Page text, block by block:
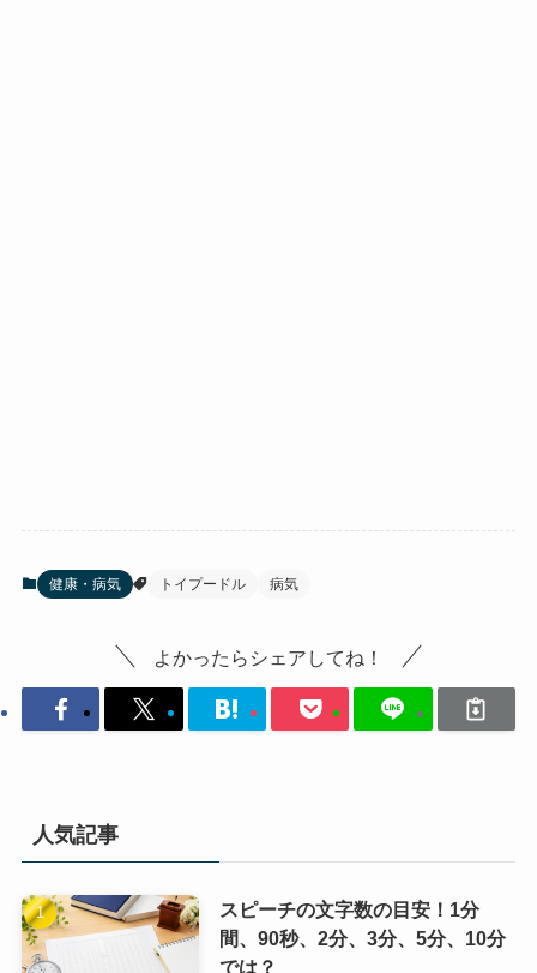
健康・病気 トイプードル 病気
よかったらシェアしてね！
人気記事
スピーチの文字数の目安！1分
間、90秒、2分、3分、5分、10分
では？